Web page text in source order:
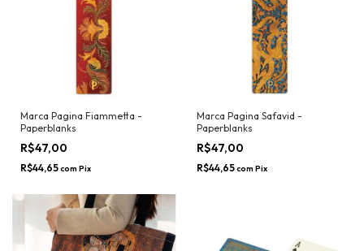
Marca Pagina Fiammetta -
Paperblanks
R$47,00
R$44,65com Pix
Marca Pagina Safavid -
Paperblanks
R$47,00
R$44,65com Pix